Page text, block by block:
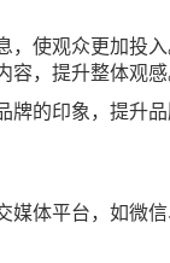
使观众更加投
，提升整体观感
的印象，提升
体平台，如微